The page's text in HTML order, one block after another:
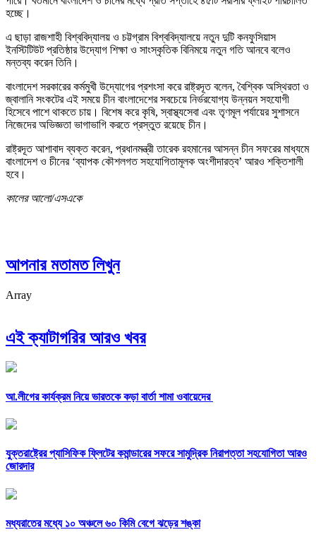
হচ্ছে।
এ ছাড়া রাজশাহী বিশ্ববিদ্যালয় ও চট্টগ্রাম বিশ্ববিদ্যালয়ে নতুন দুটি কনফুসিয়াস
ইনস্টিটিউট প্রতিষ্ঠার উদ্যোগ শিক্ষা ও সাংস্কৃতিক বিনিময়ে নতুন গতি আনবে বলেও
মন্তব্য করেন তিনি।
বাংলাদেশ সরকারের কর্মমুখী উদ্যোগের প্রশংসা করে রাষ্ট্রদূত বলেন, বৈশ্বিক অস্থিরতা ও
জ্বালানি সংকটের এই সময়ে চীন বাংলাদেশের সবচেয়ে নির্ভরযোগ্য উন্নয়ন সহযোগী
হিসেবে পাশে থাকতে চায়। বিশেষ করে কৃষি, স্বাস্থ্যসেবা এবং তৃণমূল পর্যায়ের সুশাসনে
নিজেদের অভিজ্ঞতা ভাগাভাগি করতে প্রস্তুত রয়েছে চীন।
রাষ্ট্রদূত আশাবাদ ব্যক্ত করেন, প্রধানমন্ত্রী তারেক রহমানের আসন্ন চীন সফরের মাধ্যমে
বাংলাদেশ ও চীনের ‘ব্যাপক কৌশলগত সহযোগিতামূলক অংশীদারত্ব’ আরও শক্তিশালী
হবে।
কালের আলো/এসএকে
আপনার মতামত লিখুন
Array
এই ক্যাটাগরির আরও খবর
আ.লীগের কার্যক্রম নিয়ে ভারতকে কড়া বার্তা শামা ওবায়েদের
যুক্তরাষ্ট্রের প্যাসিফিক ফ্লিটের কমান্ডারের সফরে সামুদ্রিক নিরাপত্তা সহযোগিতা আরও
জোরদার
মধ্যরাতের মধ্যে ১০ অঞ্চলে ৬০ কিমি বেগে ঝড়ের শঙ্কা